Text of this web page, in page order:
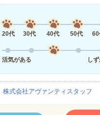
20代
30代 40代 50代 60
活気がある
し
株式会社アヴァンティスタッフ